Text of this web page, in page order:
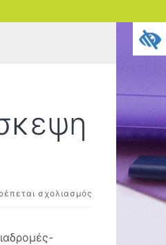
σχολιασμός